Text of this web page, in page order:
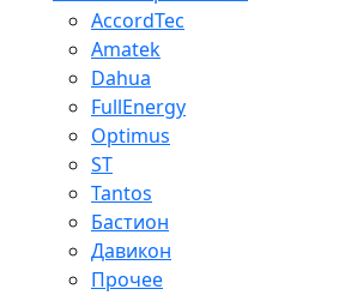
AccordTec
Amatek
Dahua
FullEnergy
Optimus
ST
Tantos
Бастион
Давикон
Прочее